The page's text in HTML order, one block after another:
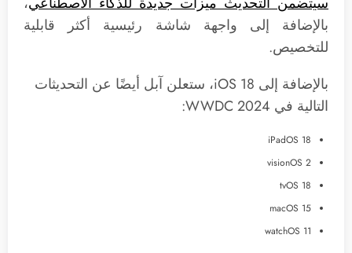
بالإضافة إلى واجهة شاشة رئيسية أكثر قابلية
للتخصيص.
بالإضافة إلى iOS 18، ستعلن آبل أيضًا عن التحديثات
التالية في WWDC 2024:
iPadOS 18
visionOS 2
tvOS 18
macOS 15
watchOS 11